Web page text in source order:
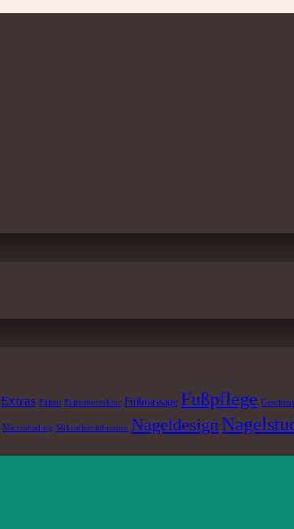
Extras Falten Faltenkorrektur Fußmassage Fußpflege
Microshading Mikrodermabrasion Nageldesign